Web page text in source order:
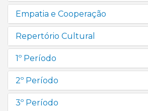
Empatia e Cooperação
Repertório Cultural
1º Período
2º Período
3º Período